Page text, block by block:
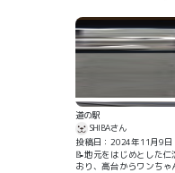
道の駅
SHIBAさん
投稿日：2024年11月9日
📝地元をはじめとした
おり、高台からワンちゃ